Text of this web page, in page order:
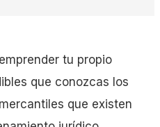
tu propio
que conozcas los
mercantiles que existen